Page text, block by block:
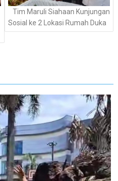
Tim Maruli Siahaan Kunjungan
Sosial ke 2 Lokasi Rumah Duka